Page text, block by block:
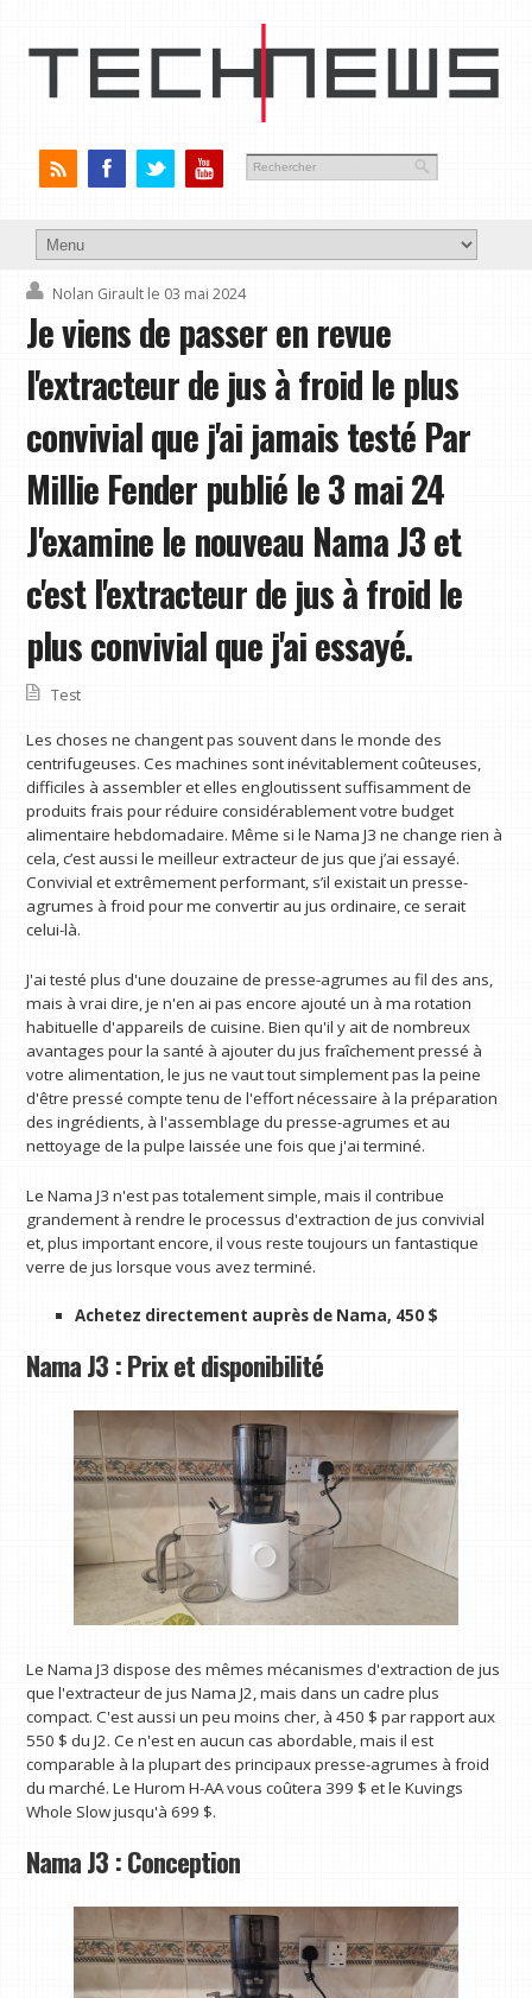
Nolan Girault le 03 mai 2024
Je viens de passer en revue
l'extracteur de jus à froid le plus
convivial que j'ai jamais testé Par
Millie Fender publié le 3 mai 24
J'examine le nouveau Nama J3 et
c'est l'extracteur de jus à froid le
plus convivial que j'ai essayé.
Test
Les choses ne changent pas souvent dans le monde des
centrifugeuses. Ces machines sont inévitablement coûteuses,
difficiles à assembler et elles engloutissent suffisamment de
produits frais pour réduire considérablement votre budget
alimentaire hebdomadaire. Même si le Nama J3 ne change rien à
cela, c’est aussi le meilleur extracteur de jus que j’ai essayé.
Convivial et extrêmement performant, s’il existait un presse-
agrumes à froid pour me convertir au jus ordinaire, ce serait
celui-là.
J'ai testé plus d'une douzaine de presse-agrumes au fil des ans,
mais à vrai dire, je n'en ai pas encore ajouté un à ma rotation
habituelle d'appareils de cuisine. Bien qu'il y ait de nombreux
avantages pour la santé à ajouter du jus fraîchement pressé à
votre alimentation, le jus ne vaut tout simplement pas la peine
d'être pressé compte tenu de l'effort nécessaire à la préparation
des ingrédients, à l'assemblage du presse-agrumes et au
nettoyage de la pulpe laissée une fois que j'ai terminé.
Le Nama J3 n'est pas totalement simple, mais il contribue
grandement à rendre le processus d'extraction de jus convivial
et, plus important encore, il vous reste toujours un fantastique
verre de jus lorsque vous avez terminé.
Achetez directement auprès de Nama, 450 $
Nama J3 : Prix et disponibilité
Le Nama J3 dispose des mêmes mécanismes d'extraction de jus
que l'extracteur de jus Nama J2, mais dans un cadre plus
compact. C'est aussi un peu moins cher, à 450 $ par rapport aux
550 $ du J2. Ce n'est en aucun cas abordable, mais il est
comparable à la plupart des principaux presse-agrumes à froid
du marché. Le Hurom H-AA vous coûtera 399 $ et le Kuvings
Whole Slow jusqu'à 699 $.
Nama J3 : Conception